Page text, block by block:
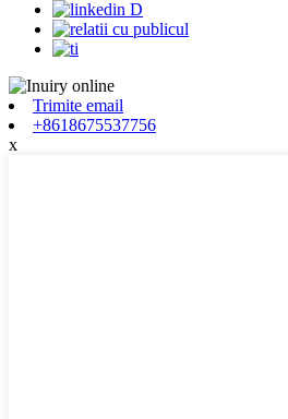
Trimite email
+8618675537756
x